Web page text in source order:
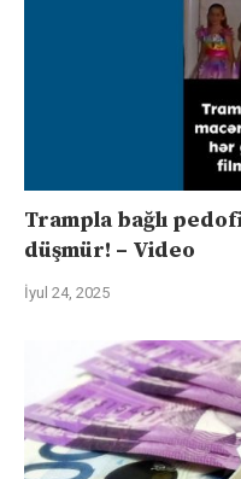
Trampla bağlı
düşmür! – Video
İyul 24, 2025